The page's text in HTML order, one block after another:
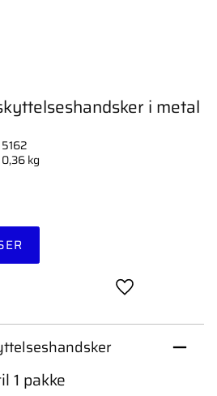
i metal
Gem som
5162
0,36 kg
1 pakke